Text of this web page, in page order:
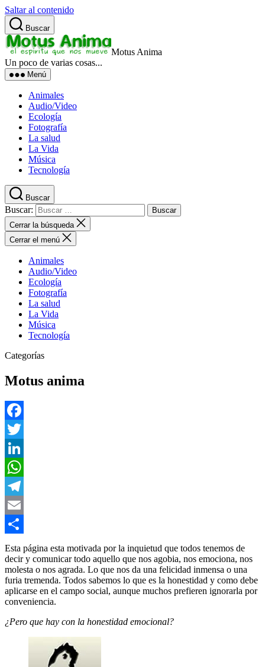
Saltar al contenido
Buscar
Motus Anima
Un poco de varias cosas...
Menú
Animales
Audio/Video
Ecología
Fotografía
La salud
La Vida
Música
Tecnología
Buscar
Buscar:
Cerrar la búsqueda
Cerrar el menú
Animales
Audio/Video
Ecología
Fotografía
La salud
La Vida
Música
Tecnología
Categorías
Motus anima
Facebook
Twitter
LinkedIn
WhatsApp
Telegram
Email
Compartir
Esta página esta motivada por la inquietud que todos tenemos de
decir y comunicar todo aquello que nos agobia, nos emociona, nos
molesta o nos agrada. Lo que nos da una felicidad inmensa o una
furia tremenda. Todos sabemos lo que es la honestidad y como debe
aplicarse en el campo social, aunque muchos prefieren ignorarla por
conveniencia.
¿Pero que hay con la honestidad emocional?